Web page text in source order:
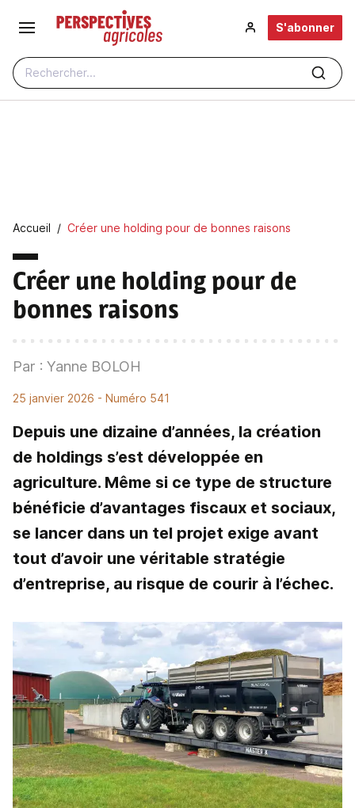
Aller au contenu principal
Rechercher...
S'abonner
Fil d'Ariane
Accueil Créer une holding pour de bonnes raisons
Créer une holding pour de
bonnes raisons
Par : Yanne BOLOH
25 janvier 2026 - Numéro 541
Depuis une dizaine d’années, la création
de holdings s’est développée en
agriculture. Même si ce type de structure
bénéficie d’avantages fiscaux et sociaux,
se lancer dans un tel projet exige avant
tout d’avoir une véritable stratégie
d’entreprise, au risque de courir à l’échec.